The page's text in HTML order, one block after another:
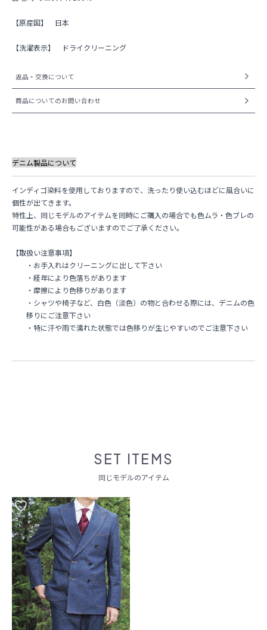
【原産国】 日本
【洗濯表示】 ドライクリーニング
返品・交換について
商品についてのお問い合わせ
デニム製品について
インディゴ染料を使用しておりますので、洗ったり使い込むほどに風合いに
個性が出てきます。
特性上、同じモデルのアイテムを同時にご購入の場合でも色ムラ・色ブレの
可能性がある場合もございますのでご了承ください。
【取扱い注意事項】
・お手入れはクリーニングに出して下さい
・経年により色落ちがあります
・摩擦により色移りがあります
・シャツや椅子など、白色（淡色）の物と合わせる際には、デニムの色
移りにご注意下さい
・特に汗や雨で濡れた状態では色移りが生じやすいのでご注意下さい
SET ITEMS
同じモデルのアイテム